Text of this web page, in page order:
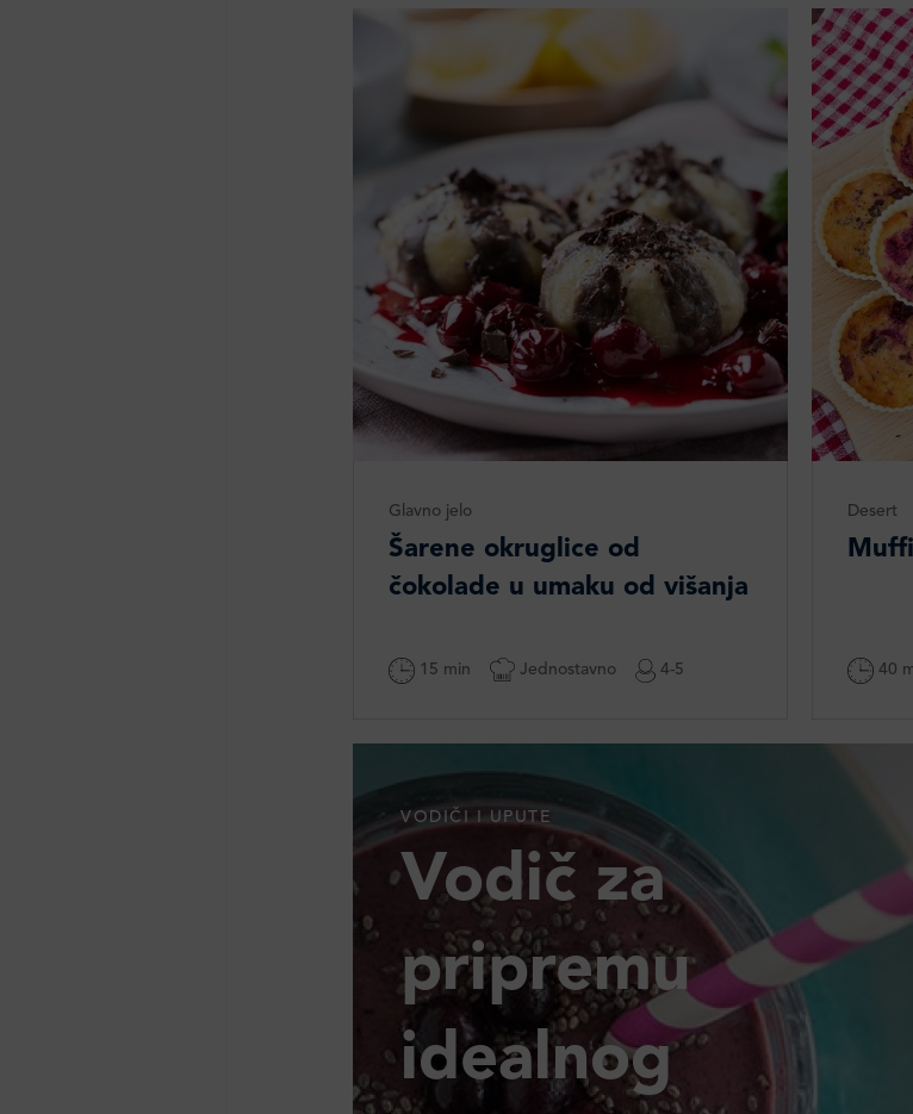
Glavno jelo
Šarene okruglice od
čokolade u umaku od višanja
15 min Jednostavno 4-5
Desert
40
VODIČI I UPUTE
Vodič za
pripremu
idealnog